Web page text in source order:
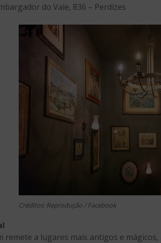
do Vale, 836 – Perdizes
Créditos: Reprodução / Facebook
remete a lugares mais antigos e